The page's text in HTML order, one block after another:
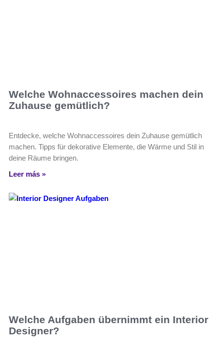
Welche Wohnaccessoires machen dein
Zuhause gemütlich?
Entdecke, welche Wohnaccessoires dein Zuhause gemütlich
machen. Tipps für dekorative Elemente, die Wärme und Stil in
deine Räume bringen.
Leer más »
Welche Aufgaben übernimmt ein Interior
Designer?